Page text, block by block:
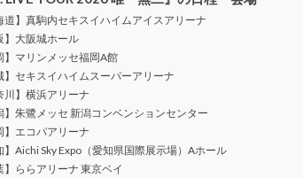
道】真駒内セキスイハイムアイスアリーナ
】大阪城ホール
】マリンメッセ福岡A館
】セキスイハイムスーパーアリーナ
川】横浜アリーナ
】朱鷺メッセ 新潟コンベンションセンター
】エコパアリーナ
】Aichi Sky Expo（愛知県国際展示場）Aホール
】ららアリーナ 東京ベイ